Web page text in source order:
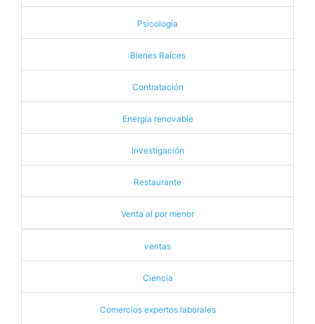
Psicología
Bienes Raíces
Contratación
Energía renovable
Investigación
Restaurante
Venta al por menor
ventas
Ciencia
Comercios expertos laborales